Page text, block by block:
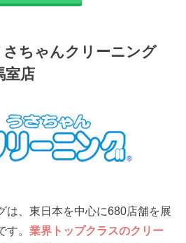
さちゃんクリーニング
室店
は、東日本を中心に680店舗を展
す。業界トップクラスのクリー